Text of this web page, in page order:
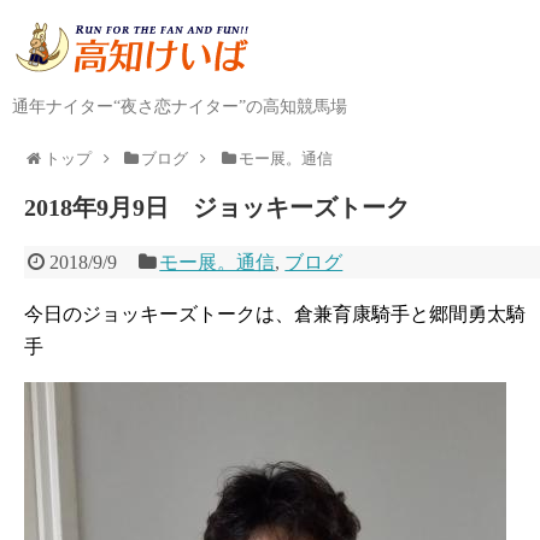
通年ナイター“夜さ恋ナイター”の高知競馬場
トップ ブログ モー展。通信
2018年9月9日 ジョッキーズトーク
2018/9/9 モー展。通信, ブログ
今日のジョッキーズトークは、倉兼育康騎手と郷間勇太騎
手